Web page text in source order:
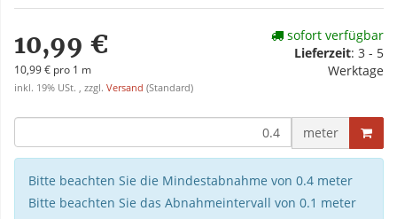
10,99 €
10,99 € pro 1 m
inkl. 19% USt. , zzgl. Versand (Standard)
sofort verfügbar
Lieferzeit: 3 - 5
Werktage
meter
Bitte beachten Sie die Mindestabnahme von 0.4 meter
Bitte beachten Sie das Abnahmeintervall von 0.1 meter